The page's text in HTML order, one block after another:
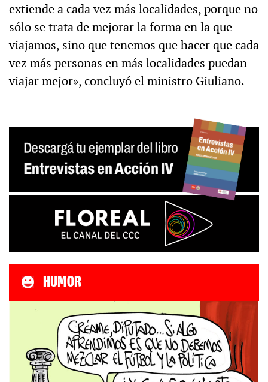
extiende a cada vez más localidades, porque no
sólo se trata de mejorar la forma en la que
viajamos, sino que tenemos que hacer que cada
vez más personas en más localidades puedan
viajar mejor», concluyó el ministro Giuliano.
HUMOR